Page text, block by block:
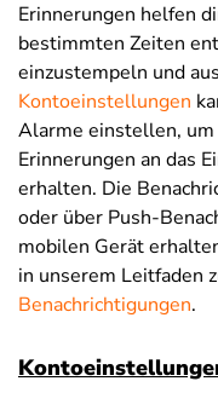
Erinnerungen helfen
bestimmten Zeiten
einzustempeln und
Kontoeinstellungen
Alarme einstellen,
Erinnerungen an das
erhalten. Die
oder über Push-
mobilen Gerät
in unserem Leitfaden
Benachrichtigungen.